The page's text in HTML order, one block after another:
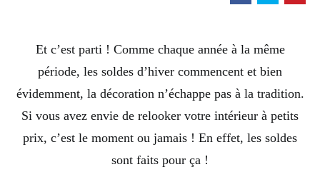
Et c’est parti ! Comme chaque année à la même
période, les soldes d’hiver commencent et bien
évidemment, la décoration n’échappe pas à la tradition.
Si vous avez envie de relooker votre intérieur à petits
prix, c’est le moment ou jamais ! En effet, les soldes
sont faits pour ça !